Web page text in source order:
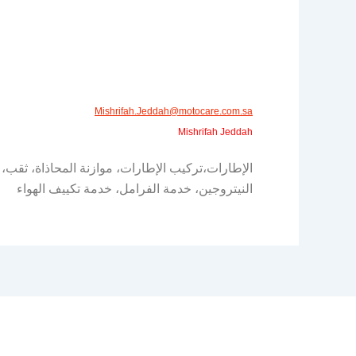
Mishrifah.Jeddah@motocare.com.sa​
Mishrifah Jeddah
الإطارات،تركيب الإطارات، موازنة المحاذاة،
النيتروجين، خدمة الفرامل، خدمة تكييف الهواء